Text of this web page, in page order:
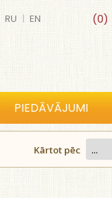
(0)
RU | EN
PIEDĀVĀJUMI
Kārtot pēc